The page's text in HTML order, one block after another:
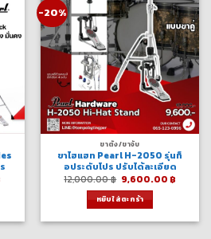
Current
price
-20%
ขาตั้ง/ขาจับ
ขาไฮแฮท Pearl H-2050 รุ่นท็
อประดับโปร ปรับได้ละเอียด
12,000.00฿ Original
price
was:
12,000.00 ฿.
9,600.00 ฿
price
หยิบใส่ตะกร้า